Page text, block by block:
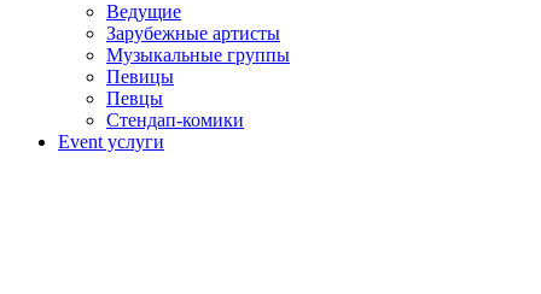
Ведущие
Зарубежные артисты
Музыкальные группы
Певицы
Певцы
Стендап-комики
Event услуги